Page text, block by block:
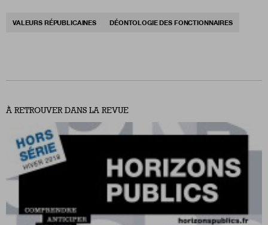
VALEURS RÉPUBLICAINES DÉONTOLOGIE DES FONCTIONNAIRES
À RETROUVER DANS LA REVUE